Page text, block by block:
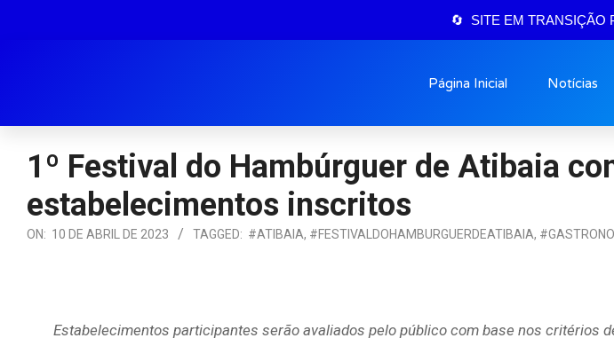
🔄 SITE EM TRANSIÇÃO
Página Inicial Notícias
1º Festival do Hambúrguer de Atibaia
estabelecimentos inscritos
ON: 10 DE ABRIL DE 2023 TAGGED: #ATIBAIA, #FESTIVALDOHAMBURGUERDEATIBAIA,
Estabelecimentos participantes serão avaliados pelo público com base nos critérios